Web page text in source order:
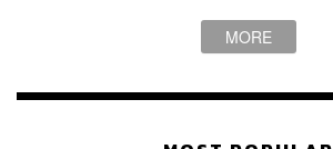
MORE